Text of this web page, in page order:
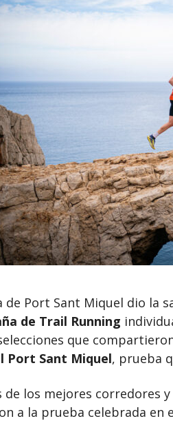
de Port Sant Miquel dio la
de Trail Running
que
Port Sant Miquel, prueba
de los mejores corredores
a la prueba celebrada en